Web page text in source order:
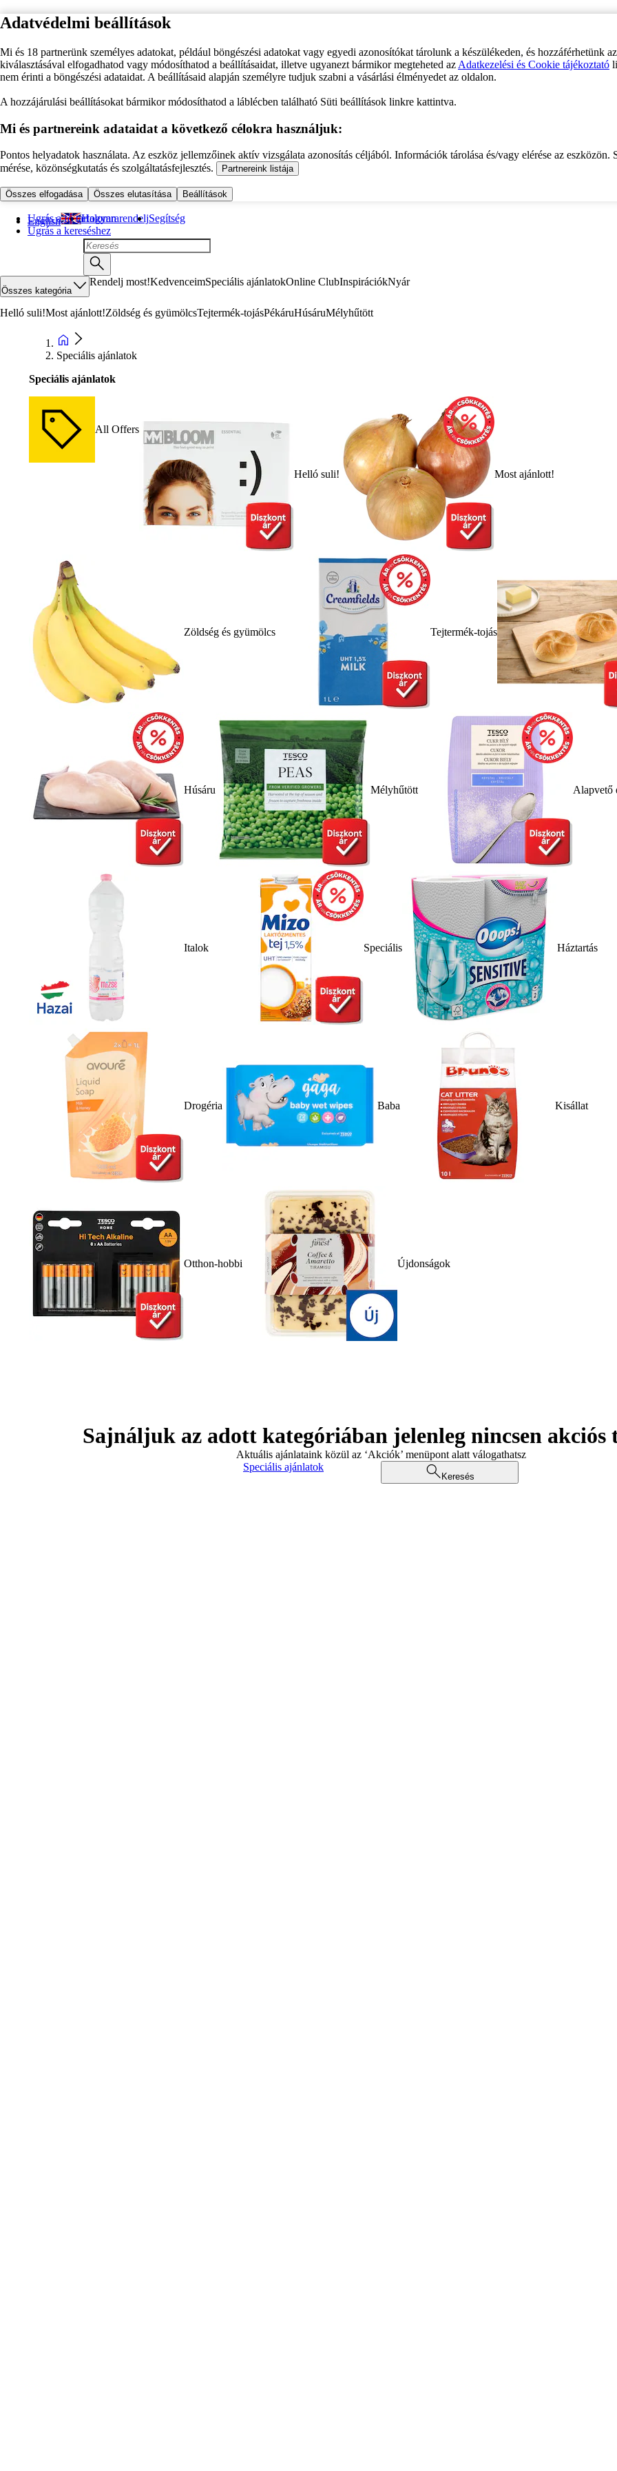
Adatvédelmi beállítások
Mi és 18 partnerünk személyes adatokat, például böngészési adatokat vagy egyedi azonosítókat tárolunk a készülékeden, és hozzáférhetünk
kiválasztásával elfogadhatod vagy módosíthatod a beállításaidat, illetve ugyanezt bármikor megteheted az Adatkezelési és Cookie tájékoztató
nem érinti a böngészési adataidat. A beállításaid alapján személyre tudjuk szabni a vásárlási élményedet az oldalon.
A hozzájárulási beállításokat bármikor módosíthatod a láblécben található Süti beállítások linkre kattintva.
Mi és partnereink adataidat a következő célokra használjuk:
Pontos helyadatok használata. Az eszköz jellemzőinek aktív vizsgálata azonosítás céljából. Információk tárolása és/vagy elérése az eszközön.
mérése, közönségkutatás és szolgáltatásfejlesztés.
Partnereink listája
Összes elfogadása Összes elutasítása Beállítások
Ugrás a fő tartalomra
Ugrás a kereséshez
English Hogyan rendeljSegítség
Összes kategória
Rendelj most!KedvenceimSpeciális ajánlatokOnline ClubInspirációkNyár
Helló suli!Most ajánlott!Zöldség és gyümölcsTejtermék-tojásPékáruHúsáruMélyhűtött
Speciális ajánlatok
Speciális ajánlatok
All Offers
Helló suli! Most ajánlott!
Zöldség és gyümölcs Tejtermék-tojás
Húsáru Mélyhűtött Alapvető
Italok Speciális Háztartás
Drogéria Baba Kisállat
Otthon-hobbi Újdonságok
Sajnáljuk az adott kategóriában jelenleg nincsen akciós
Aktuális ajánlataink közül az ‘Akciók’ menüpont alatt válogathatsz
Speciális ajánlatok
Keresés